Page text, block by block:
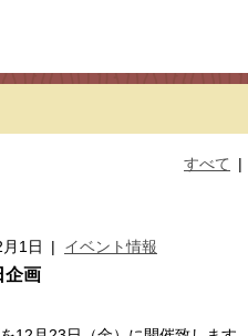
すべて |
1日 | イベント情報
企画